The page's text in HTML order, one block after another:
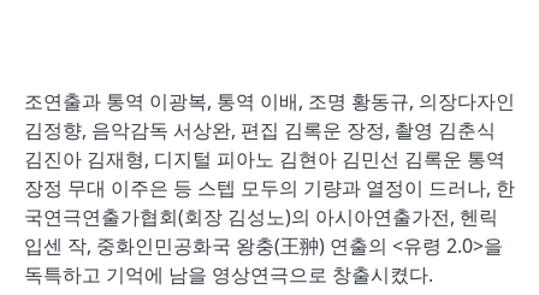
조연출과 통역 이광복, 통역 이배, 조명 황동규, 의장다자인
김정향, 음악감독 서상완, 편집 김록운 장정, 촬영 김춘식
김진아 김재형, 디지털 피아노 김현아 김민선 김록운 통역
장정 무대 이주은 등 스텝 모두의 기량과 열정이 드러나, 한
국연극연출가협회(회장 김성노)의 아시아연출가전, 헨릭
입센 작, 중화인민공화국 왕충(王翀) 연출의 <유령 2.0>을
독특하고 기억에 남을 영상연극으로 창출시켰다.